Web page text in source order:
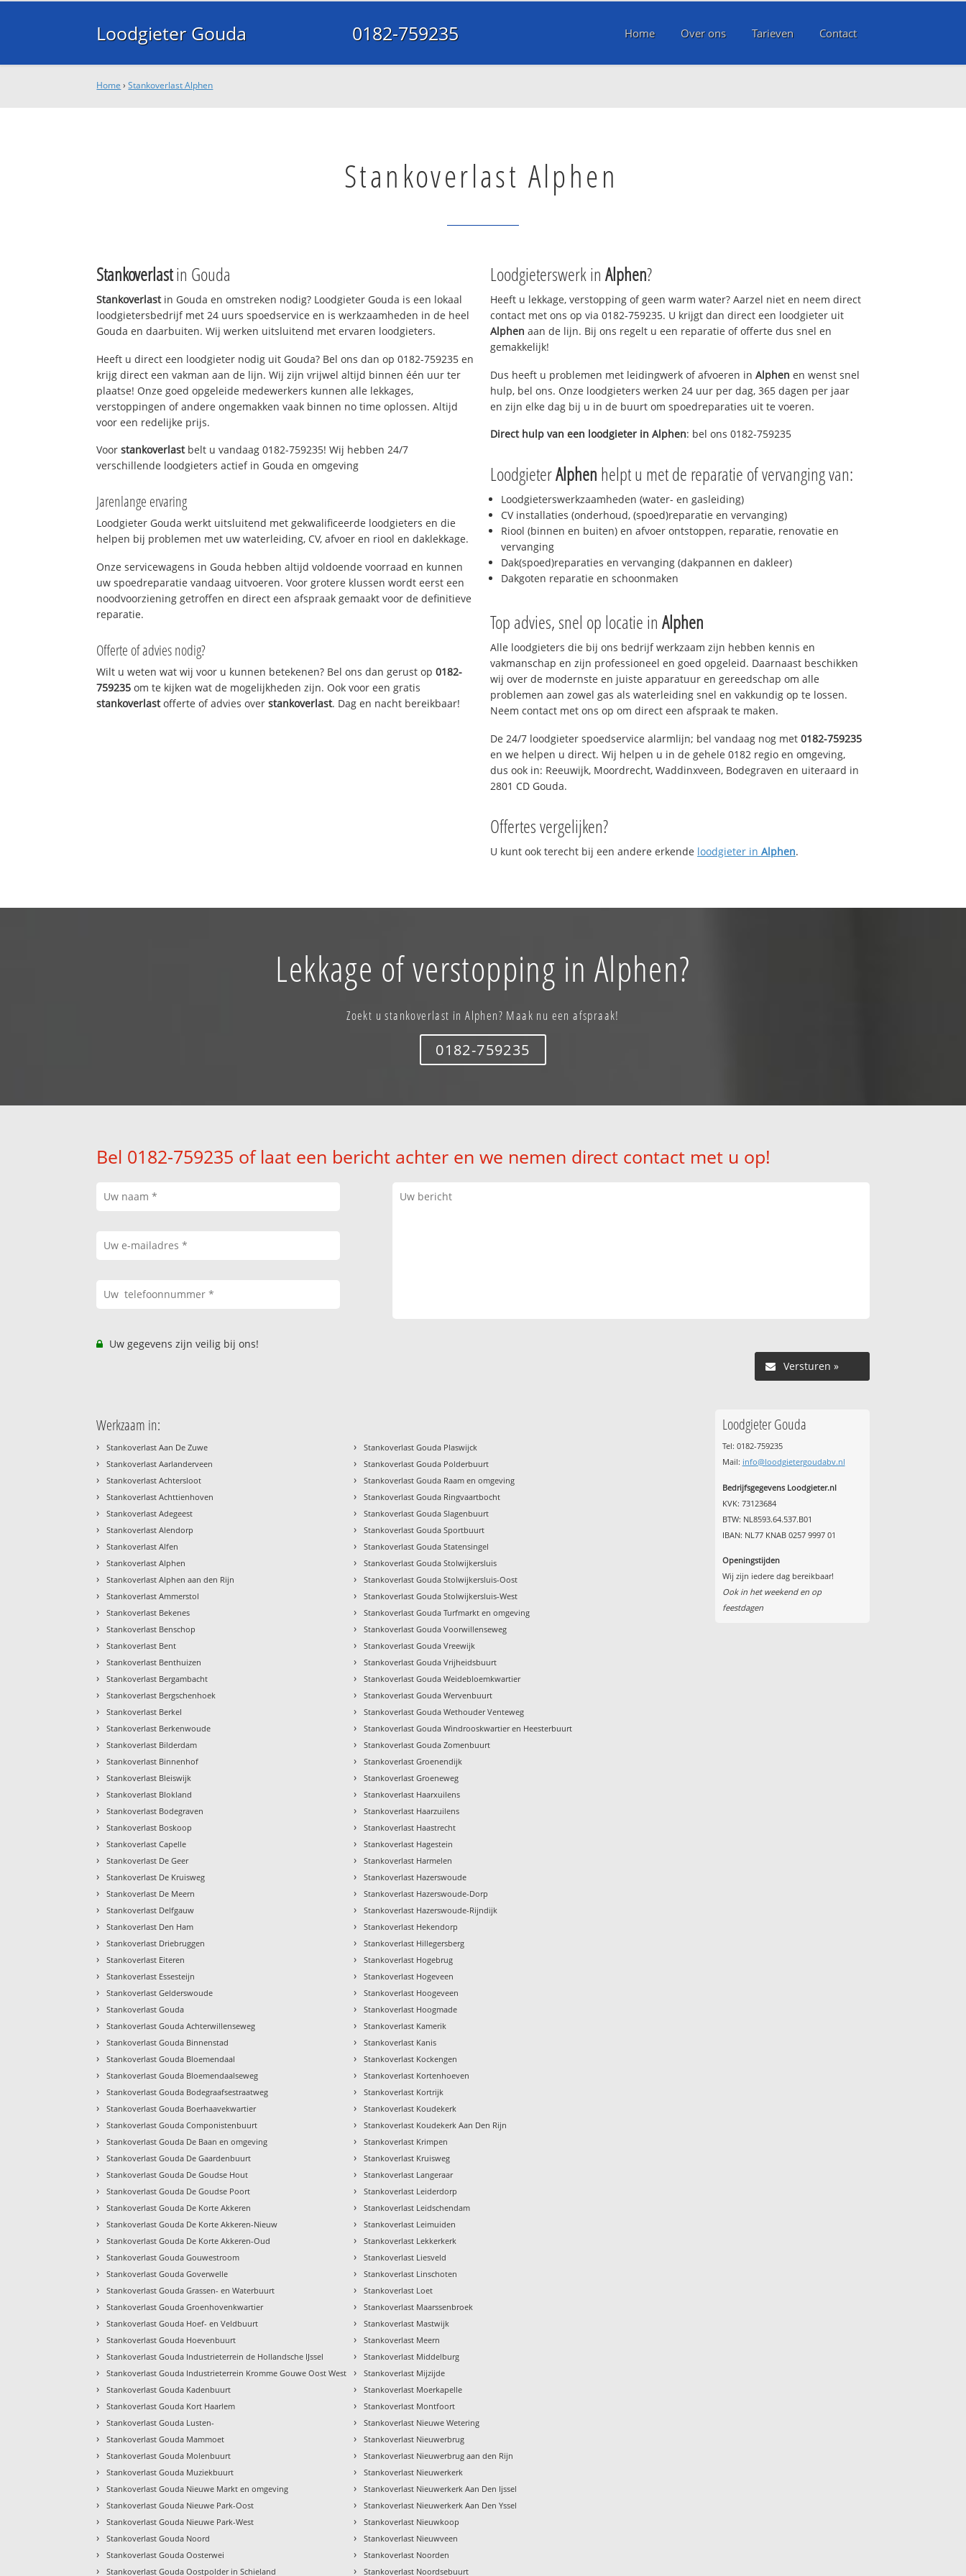
Loodgieter Gouda 0182-759235 Home Over ons Tarieven Contact
Home ›Stankoverlast Alphen
Stankoverlast Alphen
Stankoverlastin Gouda
Stankoverlastin Gouda en omstreken nodig? Loodgieter Gouda is een lokaal
loodgietersbedrijf met 24 uurs spoedservice en is werkzaamheden in de heel
Gouda en daarbuiten. Wij werken uitsluitend met ervaren loodgieters.
Heeft u direct een loodgieter nodig uit Gouda? Bel ons dan op 0182-759235 en
krijg direct een vakman aan de lijn. Wij zijn vrijwel altijd binnen één uur ter
plaatse! Onze goed opgeleide medewerkers kunnen alle lekkages,
verstoppingen of andere ongemakken vaak binnen no time oplossen. Altijd
voor een redelijke prijs.
Voorstankoverlastbelt u vandaag 0182-759235! Wij hebben 24/7
verschillende loodgieters actief in Gouda en omgeving
Jarenlange ervaring
Loodgieter Gouda werkt uitsluitend met gekwalificeerde loodgieters en die
helpen bij problemen met uw waterleiding, CV, afvoer en riool en daklekkage.
Onze servicewagens in Gouda hebben altijd voldoende voorraad en kunnen
uw spoedreparatie vandaag uitvoeren. Voor grotere klussen wordt eerst een
noodvoorziening getroffen en direct een afspraak gemaakt voor de definitieve
reparatie.
Offerte of advies nodig?
Wilt u weten wat wij voor u kunnen betekenen? Bel ons dan gerust op0182-
759235 om te kijken wat de mogelijkheden zijn. Ook voor een gratis
stankoverlastofferte of advies overstankoverlast. Dag en nacht bereikbaar!
Loodgieterswerk in Alphen?
Heeft u lekkage, verstopping of geen warm water? Aarzel niet en neem direct
contact met ons op via 0182-759235. U krijgt dan direct een loodgieter uit
Alphen aan de lijn. Bij ons regelt u een reparatie of offerte dus snel en
gemakkelijk!
Dus heeft u problemen met leidingwerk of afvoeren in Alphen en wenst snel
hulp, bel ons. Onze loodgieters werken 24 uur per dag, 365 dagen per jaar
en zijn elke dag bij u in de buurt om spoedreparaties uit te voeren.
Direct hulp van een loodgieter in Alphen: bel ons 0182-759235
LoodgieterAlphen helpt u met de reparatie of vervanging van:
Loodgieterswerkzaamheden (water- en gasleiding)
CV installaties (onderhoud, (spoed)reparatie en vervanging)
Riool (binnen en buiten) en afvoer ontstoppen, reparatie, renovatie en
vervanging
Dak(spoed)reparaties en vervanging (dakpannen en dakleer)
Dakgoten reparatie en schoonmaken
Top advies, snel op locatie in Alphen
Alle loodgieters die bij ons bedrijf werkzaam zijn hebben kennis en
vakmanschap en zijn professioneel en goed opgeleid. Daarnaast beschikken
wij over de modernste en juiste apparatuur en gereedschap om alle
problemen aan zowel gas als waterleiding snel en vakkundig op te lossen.
Neem contact met ons op om direct een afspraak te maken.
De 24/7 loodgieter spoedservice alarmlijn; bel vandaag nog met 0182-759235
en we helpen u direct. Wij helpen u in de gehele 0182 regio en omgeving,
dus ook in: Reeuwijk, Moordrecht, Waddinxveen, Bodegraven en uiteraard in
2801 CD Gouda.
Offertes vergelijken?
U kunt ook terecht bij een andere erkende loodgieter in Alphen.
Lekkage of verstopping in Alphen?
Zoekt u stankoverlast in Alphen? Maak nu een afspraak!
0182-759235
Bel 0182-759235 of laat een bericht achter en we nemen direct contact met u op!
Uw gegevens zijn veilig bij ons!
Versturen »
Werkzaam in:
› Stankoverlast Aan De Zuwe
› Stankoverlast Aarlanderveen
› Stankoverlast Achtersloot
› Stankoverlast Achttienhoven
› Stankoverlast Adegeest
› Stankoverlast Alendorp
› Stankoverlast Alfen
› Stankoverlast Alphen
› Stankoverlast Alphen aan den Rijn
› Stankoverlast Ammerstol
› Stankoverlast Bekenes
› Stankoverlast Benschop
› Stankoverlast Bent
› Stankoverlast Benthuizen
› Stankoverlast Bergambacht
› Stankoverlast Bergschenhoek
› Stankoverlast Berkel
› Stankoverlast Berkenwoude
› Stankoverlast Bilderdam
› Stankoverlast Binnenhof
› Stankoverlast Bleiswijk
› Stankoverlast Blokland
› Stankoverlast Bodegraven
› Stankoverlast Boskoop
› Stankoverlast Capelle
› Stankoverlast De Geer
› Stankoverlast De Kruisweg
› Stankoverlast De Meern
› Stankoverlast Delfgauw
› Stankoverlast Den Ham
› Stankoverlast Driebruggen
› Stankoverlast Eiteren
› Stankoverlast Essesteijn
› Stankoverlast Gelderswoude
› Stankoverlast Gouda
› Stankoverlast Gouda Achterwillenseweg
› Stankoverlast Gouda Binnenstad
› Stankoverlast Gouda Bloemendaal
› Stankoverlast Gouda Bloemendaalseweg
› Stankoverlast Gouda Bodegraafsestraatweg
› Stankoverlast Gouda Boerhaavekwartier
› Stankoverlast Gouda Componistenbuurt
› Stankoverlast Gouda De Baan en omgeving
› Stankoverlast Gouda De Gaardenbuurt
› Stankoverlast Gouda De Goudse Hout
› Stankoverlast Gouda De Goudse Poort
› Stankoverlast Gouda De Korte Akkeren
› Stankoverlast Gouda De Korte Akkeren-Nieuw
› Stankoverlast Gouda De Korte Akkeren-Oud
› Stankoverlast Gouda Gouwestroom
› Stankoverlast Gouda Goverwelle
› Stankoverlast Gouda Grassen- en Waterbuurt
› Stankoverlast Gouda Groenhovenkwartier
› Stankoverlast Gouda Hoef- en Veldbuurt
› Stankoverlast Gouda Hoevenbuurt
› Stankoverlast Gouda Industrieterrein de Hollandsche IJssel
› Stankoverlast Gouda Industrieterrein Kromme Gouwe Oost West
› Stankoverlast Gouda Kadenbuurt
› Stankoverlast Gouda Kort Haarlem
› Stankoverlast Gouda Lusten-
› Stankoverlast Gouda Mammoet
› Stankoverlast Gouda Molenbuurt
› Stankoverlast Gouda Muziekbuurt
› Stankoverlast Gouda Nieuwe Markt en omgeving
› Stankoverlast Gouda Nieuwe Park-Oost
› Stankoverlast Gouda Nieuwe Park-West
› Stankoverlast Gouda Noord
› Stankoverlast Gouda Oosterwei
› Stankoverlast Gouda Oostpolder in Schieland
› Stankoverlast Gouda Plaswijck
› Stankoverlast Gouda Polderbuurt
› Stankoverlast Gouda Raam en omgeving
› Stankoverlast Gouda Ringvaartbocht
› Stankoverlast Gouda Slagenbuurt
› Stankoverlast Gouda Sportbuurt
› Stankoverlast Gouda Statensingel
› Stankoverlast Gouda Stolwijkersluis
› Stankoverlast Gouda Stolwijkersluis-Oost
› Stankoverlast Gouda Stolwijkersluis-West
› Stankoverlast Gouda Turfmarkt en omgeving
› Stankoverlast Gouda Voorwillenseweg
› Stankoverlast Gouda Vreewijk
› Stankoverlast Gouda Vrijheidsbuurt
› Stankoverlast Gouda Weidebloemkwartier
› Stankoverlast Gouda Wervenbuurt
› Stankoverlast Gouda Wethouder Venteweg
› Stankoverlast Gouda Windrooskwartier en Heesterbuurt
› Stankoverlast Gouda Zomenbuurt
› Stankoverlast Groenendijk
› Stankoverlast Groeneweg
› Stankoverlast Haarxuilens
› Stankoverlast Haarzuilens
› Stankoverlast Haastrecht
› Stankoverlast Hagestein
› Stankoverlast Harmelen
› Stankoverlast Hazerswoude
› Stankoverlast Hazerswoude-Dorp
› Stankoverlast Hazerswoude-Rijndijk
› Stankoverlast Hekendorp
› Stankoverlast Hillegersberg
› Stankoverlast Hogebrug
› Stankoverlast Hogeveen
› Stankoverlast Hoogeveen
› Stankoverlast Hoogmade
› Stankoverlast Kamerik
› Stankoverlast Kanis
› Stankoverlast Kockengen
› Stankoverlast Kortenhoeven
› Stankoverlast Kortrijk
› Stankoverlast Koudekerk
› Stankoverlast Koudekerk Aan Den Rijn
› Stankoverlast Krimpen
› Stankoverlast Kruisweg
› Stankoverlast Langeraar
› Stankoverlast Leiderdorp
› Stankoverlast Leidschendam
› Stankoverlast Leimuiden
› Stankoverlast Lekkerkerk
› Stankoverlast Liesveld
› Stankoverlast Linschoten
› Stankoverlast Loet
› Stankoverlast Maarssenbroek
› Stankoverlast Mastwijk
› Stankoverlast Meern
› Stankoverlast Middelburg
› Stankoverlast Mijzijde
› Stankoverlast Moerkapelle
› Stankoverlast Montfoort
› Stankoverlast Nieuwe Wetering
› Stankoverlast Nieuwerbrug
› Stankoverlast Nieuwerbrug aan den Rijn
› Stankoverlast Nieuwerkerk
› Stankoverlast Nieuwerkerk Aan Den Ijssel
› Stankoverlast Nieuwerkerk Aan Den Yssel
› Stankoverlast Nieuwkoop
› Stankoverlast Nieuwveen
› Stankoverlast Noorden
› Stankoverlast Noordsebuurt
Loodgieter Gouda
Tel: 0182-759235
Mail: info@loodgietergoudabv.nl
Bedrijfsgegevens Loodgieter.nl
KVK: 73123684
BTW: NL8593.64.537.B01
IBAN: NL77 KNAB 0257 9997 01
Openingstijden
Wij zijn iedere dag bereikbaar!
Ook in het weekend en op
feestdagen